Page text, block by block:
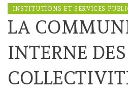
INSTITUTIONS ET SERVICES
LA
INTERNE DES